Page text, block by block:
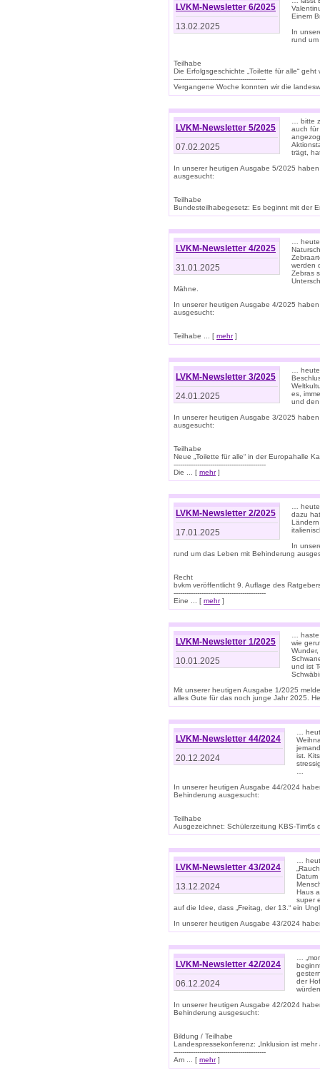
LVKM-Newsletter 6/2025
13.02.2025
Einem
In
rund
Teilhabe
Die Erfolgsgeschichte „Toilette für alle“
-------------------------------------------
Vergangene Woche konnten wir die
LVKM-Newsletter 5/2025
07.02.2025
… bitte
auch für
trägt,
In unserer heutigen Ausgabe 5/2025
ausgesucht:
Teilhabe
Bundesteilhabegesetz: Es beginnt mit der
LVKM-Newsletter 4/2025
31.01.2025
…
werden
Zebras
Mähne.
In unserer heutigen Ausgabe 4/2025
ausgesucht:
Teilhabe ... [ mehr]
LVKM-Newsletter 3/2025
24.01.2025
…
es,
und
In unserer heutigen Ausgabe 3/2025
ausgesucht:
Teilhabe
Neue „Toilette für alle“ in der Europahalle
-------------------------------------------
Die ... [ mehr]
LVKM-Newsletter 2/2025
17.01.2025
…
dazu
In
rund um das Leben mit Behinderung
Recht
bvkm veröffentlicht 9. Auflage des
-------------------------------------------
Eine ... [ mehr]
LVKM-Newsletter 1/2025
10.01.2025
…
wie
und ist
Mit unserer heutigen Ausgabe 1/2025
alles Gute für das noch junge Jahr 2025.
LVKM-Newsletter 44/2024
20.12.2024
…
ist.
In unserer heutigen Ausgabe 44/2024
Behinderung ausgesucht:
Teilhabe
Ausgezeichnet: Schülerzeitung KBS-Tim€s
LVKM-Newsletter 43/2024
13.12.2024
…
Datum
Haus
super
auf die Idee, dass „Freitag, der 13.“ ein
In unserer heutigen Ausgabe 43/2024
LVKM-Newsletter 42/2024
06.12.2024
…
der
In unserer heutigen Ausgabe 42/2024
Behinderung ausgesucht:
Bildung / Teilhabe
Landespressekonferenz: „Inklusion ist mehr
-------------------------------------------
Am ... [ mehr]